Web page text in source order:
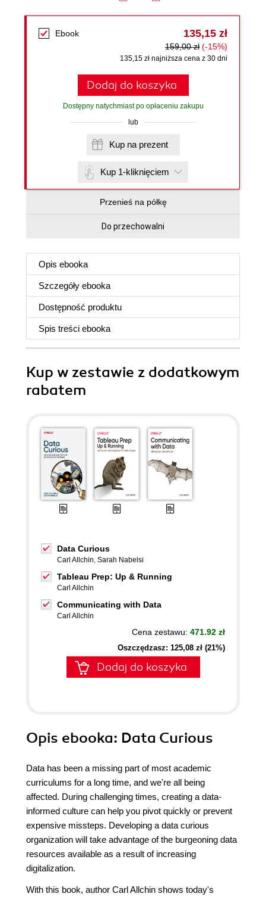
Ebook 135,15 zł
159,00 zł (-15%)
135,15 zł najniższa cena z 30 dni
Dodaj do koszyka
Dostępny natychmiast po opłaceniu zakupu
lub
Kup na prezent
Kup 1-kliknięciem
Przenieś na półkę
Do przechowalni
Opis ebooka
Szczegóły ebooka
Dostępność produktu
Spis treści ebooka
Kup w zestawie z dodatkowym
rabatem
Data Curious
Carl Allchin, Sarah Nabelsi
Tableau Prep: Up & Running
Carl Allchin
Communicating with Data
Carl Allchin
Cena zestawu: 471.92 zł
Oszczędzasz: 125,08 zł (21%)
Dodaj do koszyka
Opis ebooka: Data Curious
Data has been a missing part of most academic
curriculums for a long time, and we're all being
affected. During challenging times, creating a data-
informed culture can help you pivot quickly or prevent
expensive missteps. Developing a data curious
organization will take advantage of the burgeoning data
resources available as a result of increasing
digitalization.
With this book, author Carl Allchin shows today's